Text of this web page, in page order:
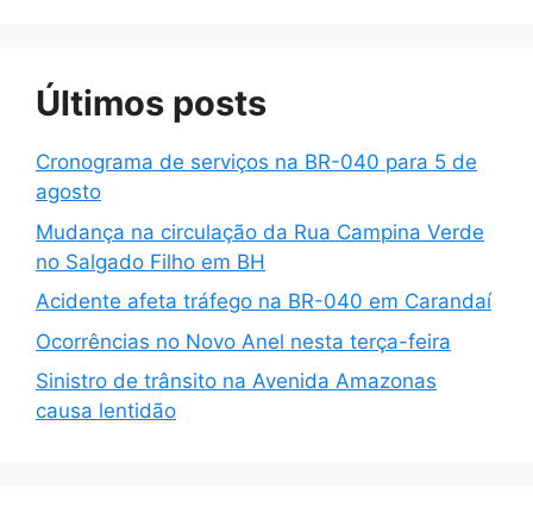
Últimos posts
Cronograma de serviços na BR-040 para 5 de
agosto
Mudança na circulação da Rua Campina Verde
no Salgado Filho em BH
Acidente afeta tráfego na BR-040 em Carandaí
Ocorrências no Novo Anel nesta terça-feira
Sinistro de trânsito na Avenida Amazonas
causa lentidão